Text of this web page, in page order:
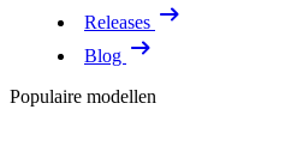
Releases
Blog
Populaire modellen